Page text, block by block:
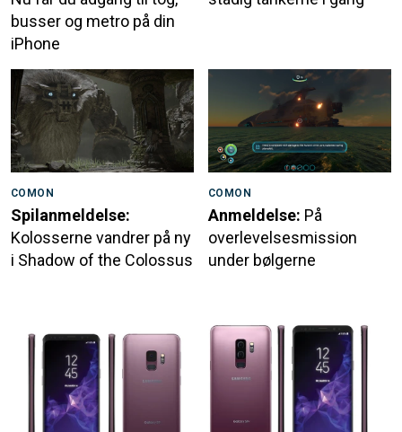
busser og metro på din
iPhone
COMON
Spilanmeldelse:
Kolosserne vandrer på ny
i Shadow of the Colossus
COMON
Anmeldelse: På
overlevelsesmission
under bølgerne